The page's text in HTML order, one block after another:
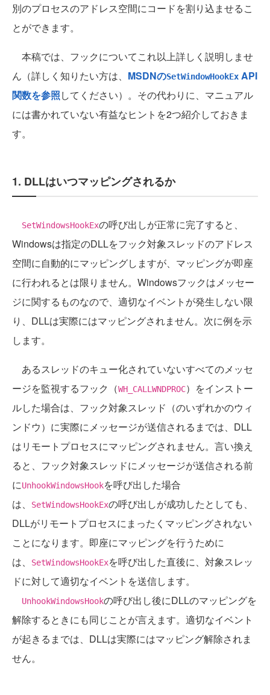
別のプロセスのアドレス空間にコードを割り込ませるこ
とができます。
本稿では、フックについてこれ以上詳しく説明しませ
ん（詳しく知りたい方は、 MSDNのSetWindowHookEx API
関数を参照してください）。その代わりに、マニュアル
には書かれていない有益なヒントを2つ紹介しておきま
す。
1. DLLはいつマッピングされるか
SetWindowsHookExの呼び出しが正常に完了すると、
Windowsは指定のDLLをフック対象スレッドのアドレス
空間に自動的にマッピングしますが、マッピングが即座
に行われるとは限りません。Windowsフックはメッセー
ジに関するものなので、適切なイベントが発生しない限
り、DLLは実際にはマッピングされません。次に例を示
します。
あるスレッドのキュー化されていないすべてのメッセ
ージを監視するフック（WH_CALLWNDPROC）をインストー
ルした場合は、フック対象スレッド（のいずれかのウィ
ンドウ）に実際にメッセージが送信されるまでは、DLL
はリモートプロセスにマッピングされません。言い換え
ると、フック対象スレッドにメッセージが送信される前
にUnhookWindowsHookを呼び出した場合
は、
SetWindowsHookExの呼び出しが成功したとしても、
DLLがリモートプロセスにまったくマッピングされない
ことになります。即座にマッピングを行うために
は、
SetWindowsHookExを呼び出した直後に、対象スレッ
ドに対して適切なイベントを送信します。
UnhookWindowsHookの呼び出し後にDLLのマッピングを
解除するときにも同じことが言えます。適切なイベント
が起きるまでは、DLLは実際にはマッピング解除されま
せん。